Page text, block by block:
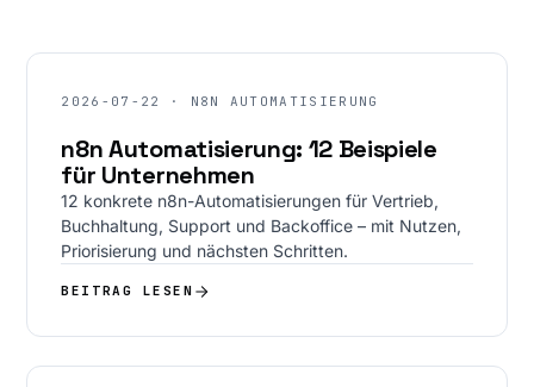
2026-07-22 · N8N AUTOMATISIERUNG
n8n Automatisierung: 12 Beispiele
für Unternehmen
12 konkrete n8n-Automatisierungen für Vertrieb,
Buchhaltung, Support und Backoffice – mit Nutzen,
Priorisierung und nächsten Schritten.
BEITRAG LESEN